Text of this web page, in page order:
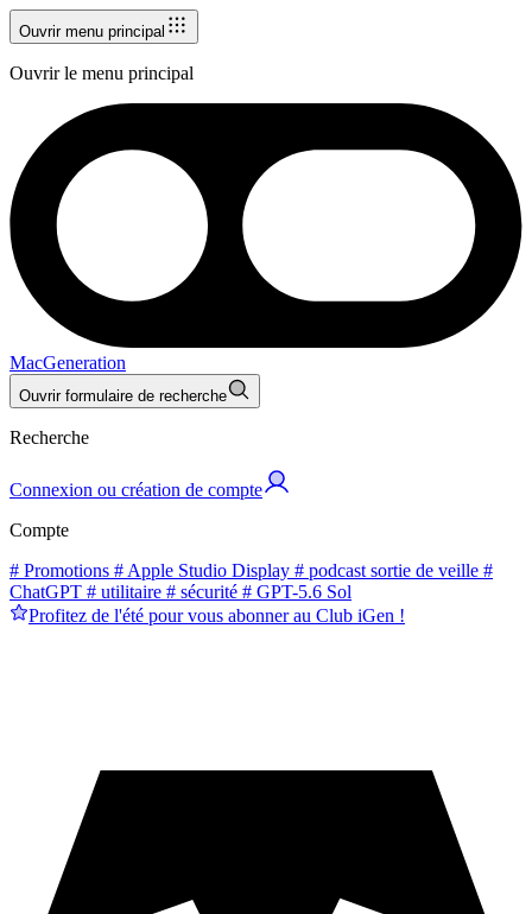
Ouvrir menu principal
Ouvrir le menu principal
MacGeneration
Ouvrir formulaire de recherche
Recherche
Connexion ou création de compte
Compte
# Promotions # Apple Studio Display # podcast sortie de veille #
ChatGPT # utilitaire # sécurité # GPT-5.6 Sol
Profitez de l'été pour vous abonner au Club iGen !